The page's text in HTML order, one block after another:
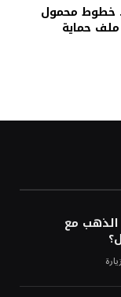
خطوط محمول
حماية
الذهب مع
زيارة